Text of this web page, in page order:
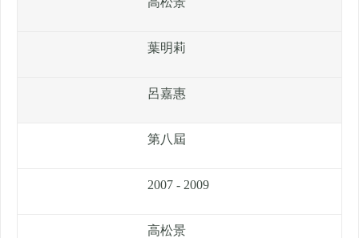
葉明莉
呂嘉惠
第八屆
2007 - 2009
高松景